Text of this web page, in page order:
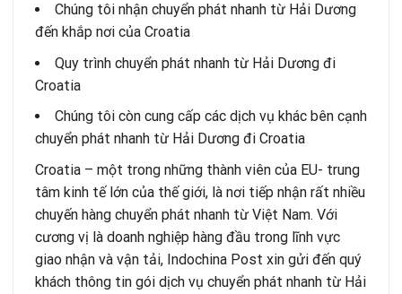
Chúng tôi nhận chuyển phát nhanh từ Hải Dương
đến khắp nơi của Croatia
Quy trình chuyển phát nhanh từ Hải Dương đi
Croatia
Chúng tôi còn cung cấp các dịch vụ khác bên cạnh
chuyển phát nhanh từ Hải Dương đi Croatia
Croatia – một trong những thành viên của EU- trung
tâm kinh tế lớn của thế giới, là nơi tiếp nhận rất nhiều
chuyến hàng chuyển phát nhanh từ Việt Nam. Với
cương vị là doanh nghiệp hàng đầu trong lĩnh vực
giao nhận và vận tải, Indochina Post xin gửi đến quý
khách thông tin gói dịch vụ chuyển phát nhanh từ Hải